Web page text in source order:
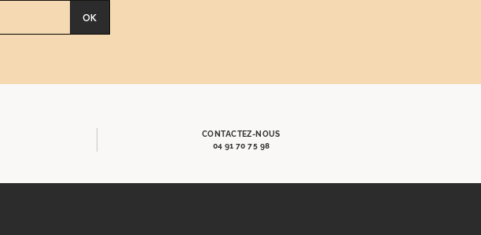
OK
CONTACTEZ-NOUS
04 91 70 75 98